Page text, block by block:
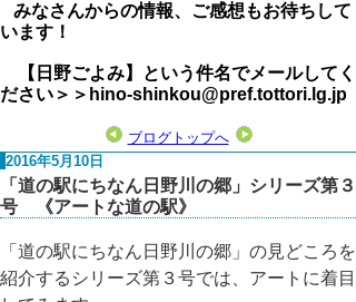
みなさんからの情報、ご感想もお待ちして
います！
【日野ごよみ】という件名でメールしてく
ださい＞＞hino-shinkou@pref.tottori.lg.jp
ブログトップへ
2016年5月10日
「道の駅にちなん日野川の郷」シリーズ第３
号 《アートな道の駅》
「道の駅にちなん日野川の郷」の見どころを
紹介するシリーズ第３号では、アートに着目